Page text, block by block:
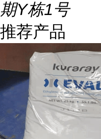
期Y栋1号
推荐产品